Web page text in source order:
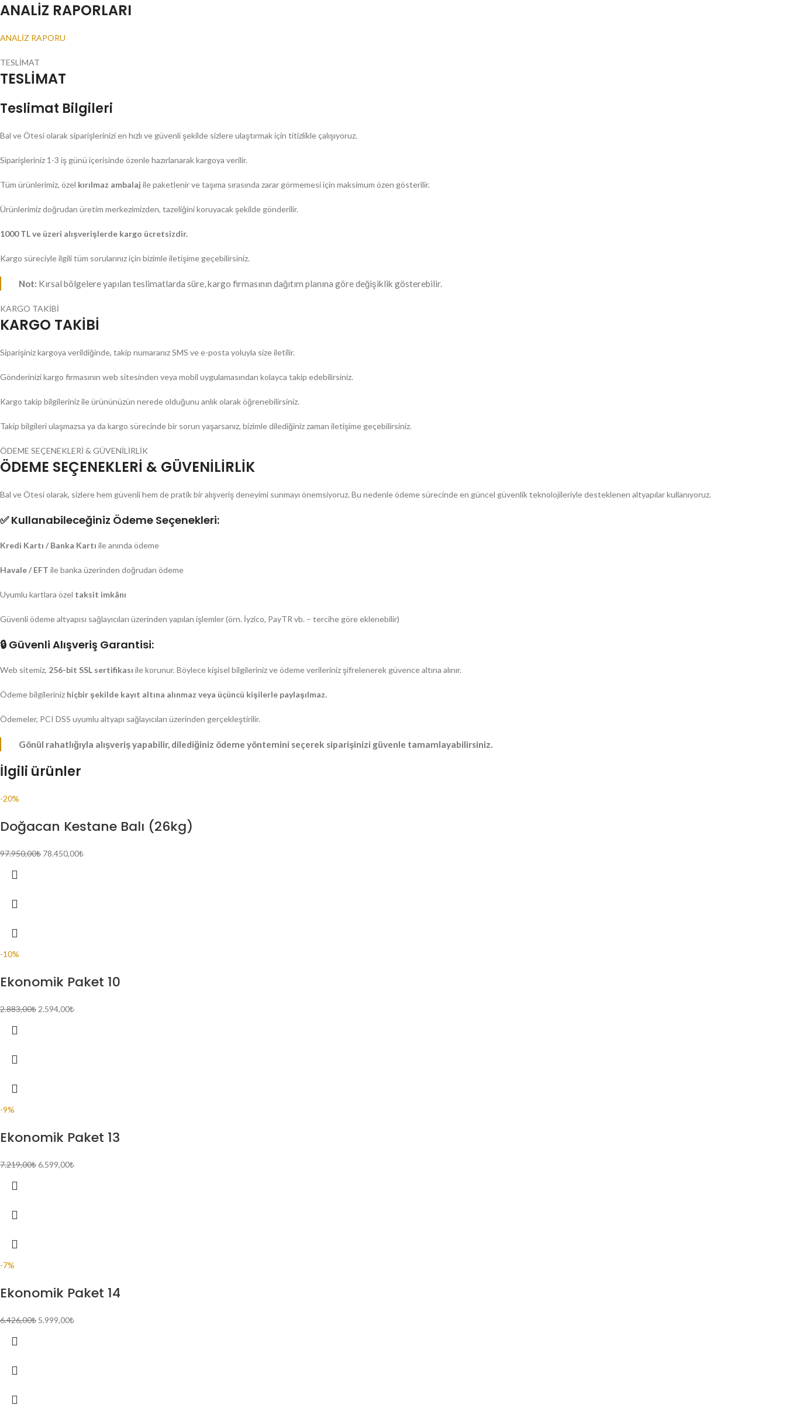
ANALİZ RAPORLARI
ANALİZ RAPORU
TESLİMAT
TESLİMAT
Teslimat Bilgileri
Bal ve Ötesi olarak siparişlerinizi en hızlı ve güvenli şekilde sizlere ulaştırmak için titizlikle çalışıyoruz.
Siparişleriniz 1-3 iş günü içerisinde özenle hazırlanarak kargoya verilir.
Tüm ürünlerimiz, özel kırılmaz ambalaj ile paketlenir ve taşıma sırasında zarar görmemesi için maksimum özen gösterilir.
Ürünlerimiz doğrudan üretim merkezimizden, tazeliğini koruyacak şekilde gönderilir.
1000 TL ve üzeri alışverişlerde kargo ücretsizdir.
Kargo süreciyle ilgili tüm sorularınız için bizimle iletişime geçebilirsiniz.
Not: Kırsal bölgelere yapılan teslimatlarda süre, kargo firmasının dağıtım planına göre değişiklik gösterebilir.
KARGO TAKİBİ
KARGO TAKİBİ
Siparişiniz kargoya verildiğinde, takip numaranız SMS ve e-posta yoluyla size iletilir.
Gönderinizi kargo firmasının web sitesinden veya mobil uygulamasından kolayca takip edebilirsiniz.
Kargo takip bilgileriniz ile ürününüzün nerede olduğunu anlık olarak öğrenebilirsiniz.
Takip bilgileri ulaşmazsa ya da kargo sürecinde bir sorun yaşarsanız, bizimle dilediğiniz zaman iletişime geçebilirsiniz.
ÖDEME SEÇENEKLERİ & GÜVENİLİRLİK
ÖDEME SEÇENEKLERİ & GÜVENİLİRLİK
Bal ve Ötesi olarak, sizlere hem güvenli hem de pratik bir alışveriş deneyimi sunmayı önemsiyoruz. Bu nedenle ödeme sürecinde en güncel güvenlik teknolojileriyle desteklenen altyapılar kullanıyoruz.
✅Kullanabileceğiniz Ödeme Seçenekleri:
Kredi Kartı / Banka Kartı ile anında ödeme
Havale / EFT ile banka üzerinden doğrudan ödeme
Uyumlu kartlara özel taksit imkânı
Güvenli ödeme altyapısı sağlayıcıları üzerinden yapılan işlemler (örn. İyzico, PayTR vb. – tercihe göre eklenebilir)
🔒 Güvenli Alışveriş Garantisi:
Web sitemiz, 256-bit SSL sertifikası ile korunur. Böylece kişisel bilgileriniz ve ödeme verileriniz şifrelenerek güvence altına alınır.
Ödeme bilgileriniz hiçbir şekilde kayıt altına alınmaz veya üçüncü kişilerle paylaşılmaz.
Ödemeler, PCI DSS uyumlu altyapı sağlayıcıları üzerinden gerçekleştirilir.
Gönül rahatlığıyla alışveriş yapabilir, dilediğiniz ödeme yöntemini seçerek siparişinizi güvenle tamamlayabilirsiniz.
İlgili ürünler
-20%
Doğacan Kestane Balı (26kg)
97.950,00₺ 78.450,00₺
-10%
Ekonomik Paket 10
2.883,00₺ 2.594,00₺
-9%
Ekonomik Paket 13
7.219,00₺6.599,00₺
-7%
Ekonomik Paket 14
6.426,00₺ 5.999,00₺